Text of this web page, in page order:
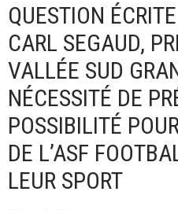
QUESTION
CARL SEGAUD,
VALLÉE SUD
NÉCESSITÉ DE
POSSIBILITÉ
DE L’ASF
LEUR SPORT